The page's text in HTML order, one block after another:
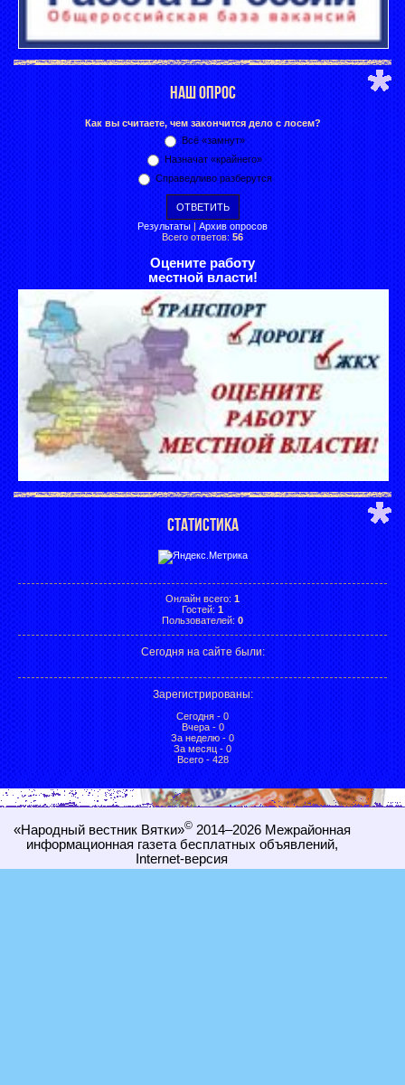
НАШ ОПРОС
Как вы считаете, чем закончится дело с лосем?
Всё «замнут»
Назначат «крайнего»
Справедливо разберутся
Результаты | Архив опросов
Всего ответов: 56
Оцените работу
местной власти!
СТАТИСТИКА
Онлайн всего: 1
Гостей: 1
Пользователей: 0
Сегодня на сайте были:
Зарегистрированы:
Сегодня - 0
Вчера - 0
За неделю - 0
За месяц - 0
Всего - 428
«Народный вестник Вятки»©2014–2026 Межрайонная
информационная газета бесплатных объявлений,
Internet-версия